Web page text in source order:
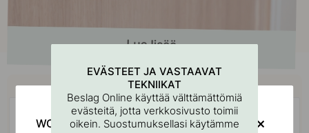
Osta yhdessä
EVÄSTEET JA VASTAAVAT
TEKNIIKAT
Beslag Online käyttää välttämättömiä
evästeitä, jotta verkkosivusto toimii
oikein. Suostumuksellasi käytämme
WOULD YOU RATHER VISIT?